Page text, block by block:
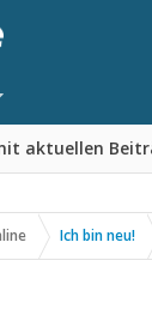
aktuellen
Ich bin neu!